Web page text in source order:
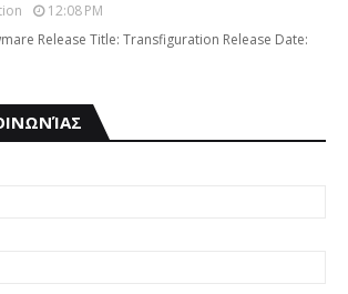
12:08 PM
Release Title: Transfiguration Release Date: